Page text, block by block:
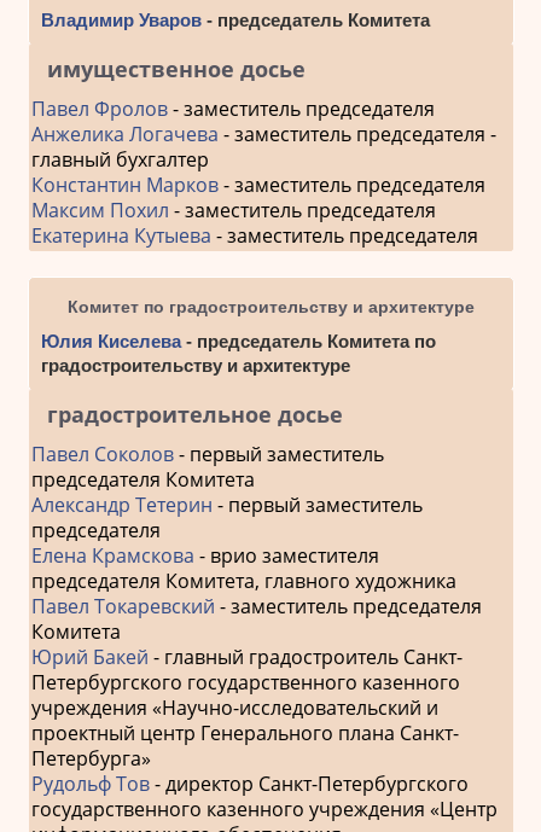
Владимир Уваров- председатель Комитета
имущественное досье
Павел Фролов- заместитель председателя
Анжелика Логачева - заместитель председателя -
главный бухгалтер
Константин Марков- заместитель председателя
Максим Похил - заместитель председателя
Екатерина Кутыева - заместитель председателя
Комитет по градостроительству и архитектуре
Юлия Киселева- председатель Комитета по
градостроительству и архитектуре
градостроительное досье
Павел Соколов- первый заместитель
председателя Комитета
Александр Тетерин - первый заместитель
председателя
Елена Крамскова - врио заместителя
председателя Комитета, главного художника
Павел Токаревский - заместитель председателя
Комитета
Юрий Бакей - главный градостроитель Санкт-
Петербургского государственного казенного
учреждения «Научно-исследовательский и
проектный центр Генерального плана Санкт-
Петербурга»
Рудольф Тов- директор Санкт-Петербургского
государственного казенного учреждения «Центр